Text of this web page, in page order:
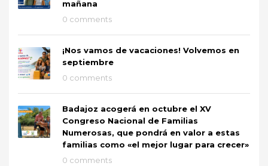
mañana
0 comments
¡Nos vamos de vacaciones! Volvemos en
septiembre
0 comments
Badajoz acogerá en octubre el XV
Congreso Nacional de Familias
Numerosas, que pondrá en valor a estas
familias como «el mejor lugar para crecer»
0 comments